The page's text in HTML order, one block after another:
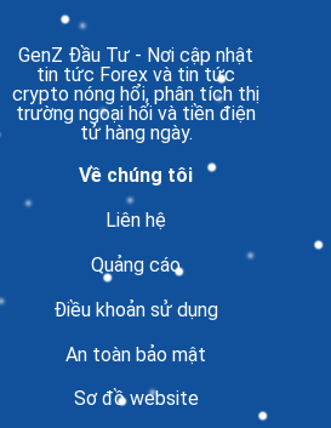
GenZ Đầu Tư - Nơi cập nhật
tin tức Forex và tin tức
crypto nóng hổi, phân tích thị
trường ngoại hối và tiền điện
tử hàng ngày.
Về chúng tôi
Liên hệ
Quảng cáo
Điều khoản sử dụng
An toàn bảo mật
Sơ đồ website